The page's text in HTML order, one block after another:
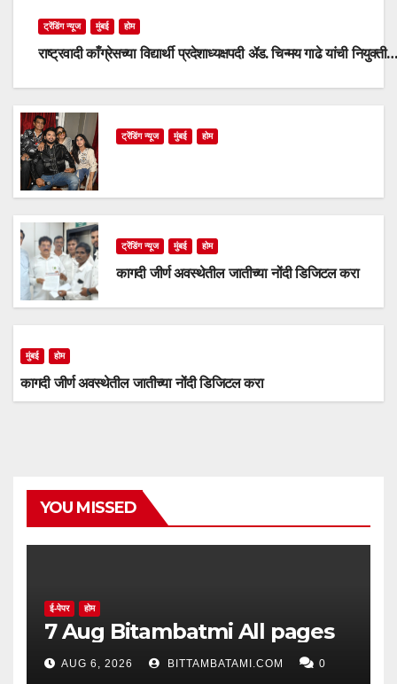
ट्रेंडिंग न्यूज मुंबई होम
राष्ट्रवादी काँग्रेसच्या विद्यार्थी प्रदेशाध्यक्षपदी ॲड. चिन्मय गाढे यांची नियुक्ती…
ट्रेंडिंग न्यूज मुंबई होम
ट्रेंडिंग न्यूज मुंबई होम
कागदी जीर्ण अवस्थेतील जातीच्या नोंदी डिजिटल करा
मुंबई होम
कागदी जीर्ण अवस्थेतील जातीच्या नोंदी डिजिटल करा
YOU MISSED
ई-पेपर होम
7 Aug Bitambatmi All pages
AUG 6, 2026 BITTAMBATAMI.COM 0